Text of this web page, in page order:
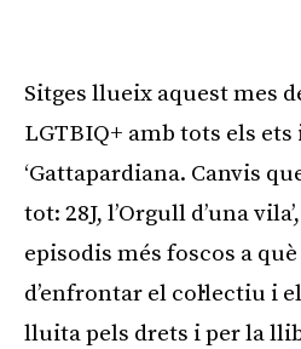
Sitges llueix aquest mes
LGTBIQ+ amb tots els ets
‘Gattapardiana. Canvis
tot: 28J, l’Orgull d’una
episodis més foscos a què
d’enfrontar el col·lectiu i
lluita pels drets i per la